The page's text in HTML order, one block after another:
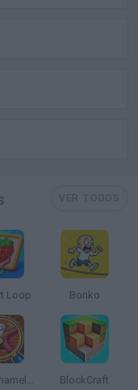
Loop Bonko
Obby: Chameleon: Paint & Hide BlockCraft